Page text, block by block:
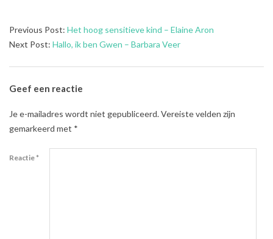
2018-
07-
Previous Post: Het hoog sensitieve kind – Elaine Aron
Next Post: Hallo, ik ben Gwen – Barbara Veer
Geef een reactie
Je e-mailadres wordt niet gepubliceerd.Vereiste velden zijn
gemarkeerd met *
Reactie*